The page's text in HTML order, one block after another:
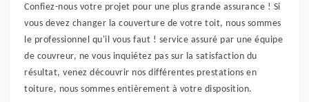
Confiez-nous votre projet pour une plus grande assurance ! Si
vous devez changer la couverture de votre toit, nous sommes
le professionnel qu'il vous faut ! service assuré par une équipe
de couvreur, ne vous inquiétez pas sur la satisfaction du
résultat, venez découvrir nos différentes prestations en
toiture, nous sommes entièrement à votre disposition.